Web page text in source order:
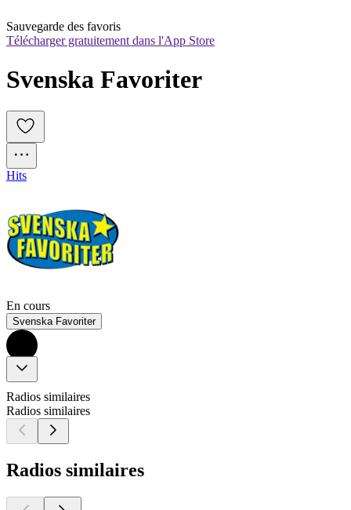
Sauvegarde des favoris
Télécharger gratuitement dans l'App Store
Svenska Favoriter
Hits
En cours
Svenska Favoriter
Radios similaires
Radios similaires
Radios similaires